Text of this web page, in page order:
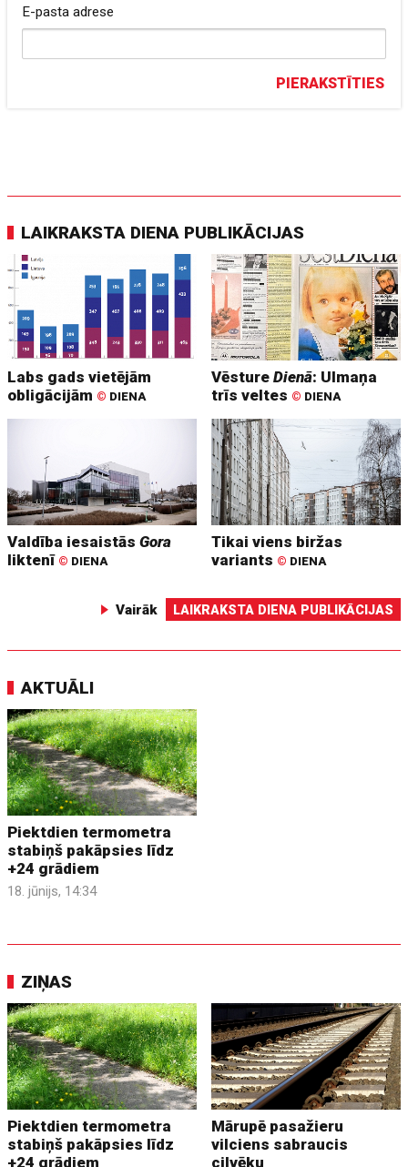
E-pasta adrese
PIERAKSTĪTIES
LAIKRAKSTA DIENA PUBLIKĀCIJAS
Labs gads vietējām
obligācijām © DIENA
VēstureDienā: Ulmaņa
trīs veltes © DIENA
Valdība iesaistāsGora
liktenī © DIENA
Tikai viens biržas
variants © DIENA
Vairāk LAIKRAKSTA DIENA PUBLIKĀCIJAS
AKTUĀLI
Piektdien termometra
stabiņš pakāpsies līdz
+24 grādiem
18. jūnijs, 14:34
ZIŅAS
Piektdien termometra
stabiņš pakāpsies līdz
+24 grādiem
Mārupē pasažieru
vilciens sabraucis
cilvēku